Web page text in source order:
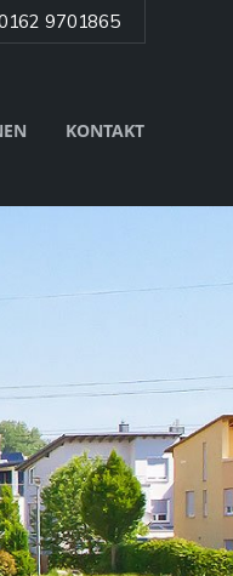
9701865
KONTAKT